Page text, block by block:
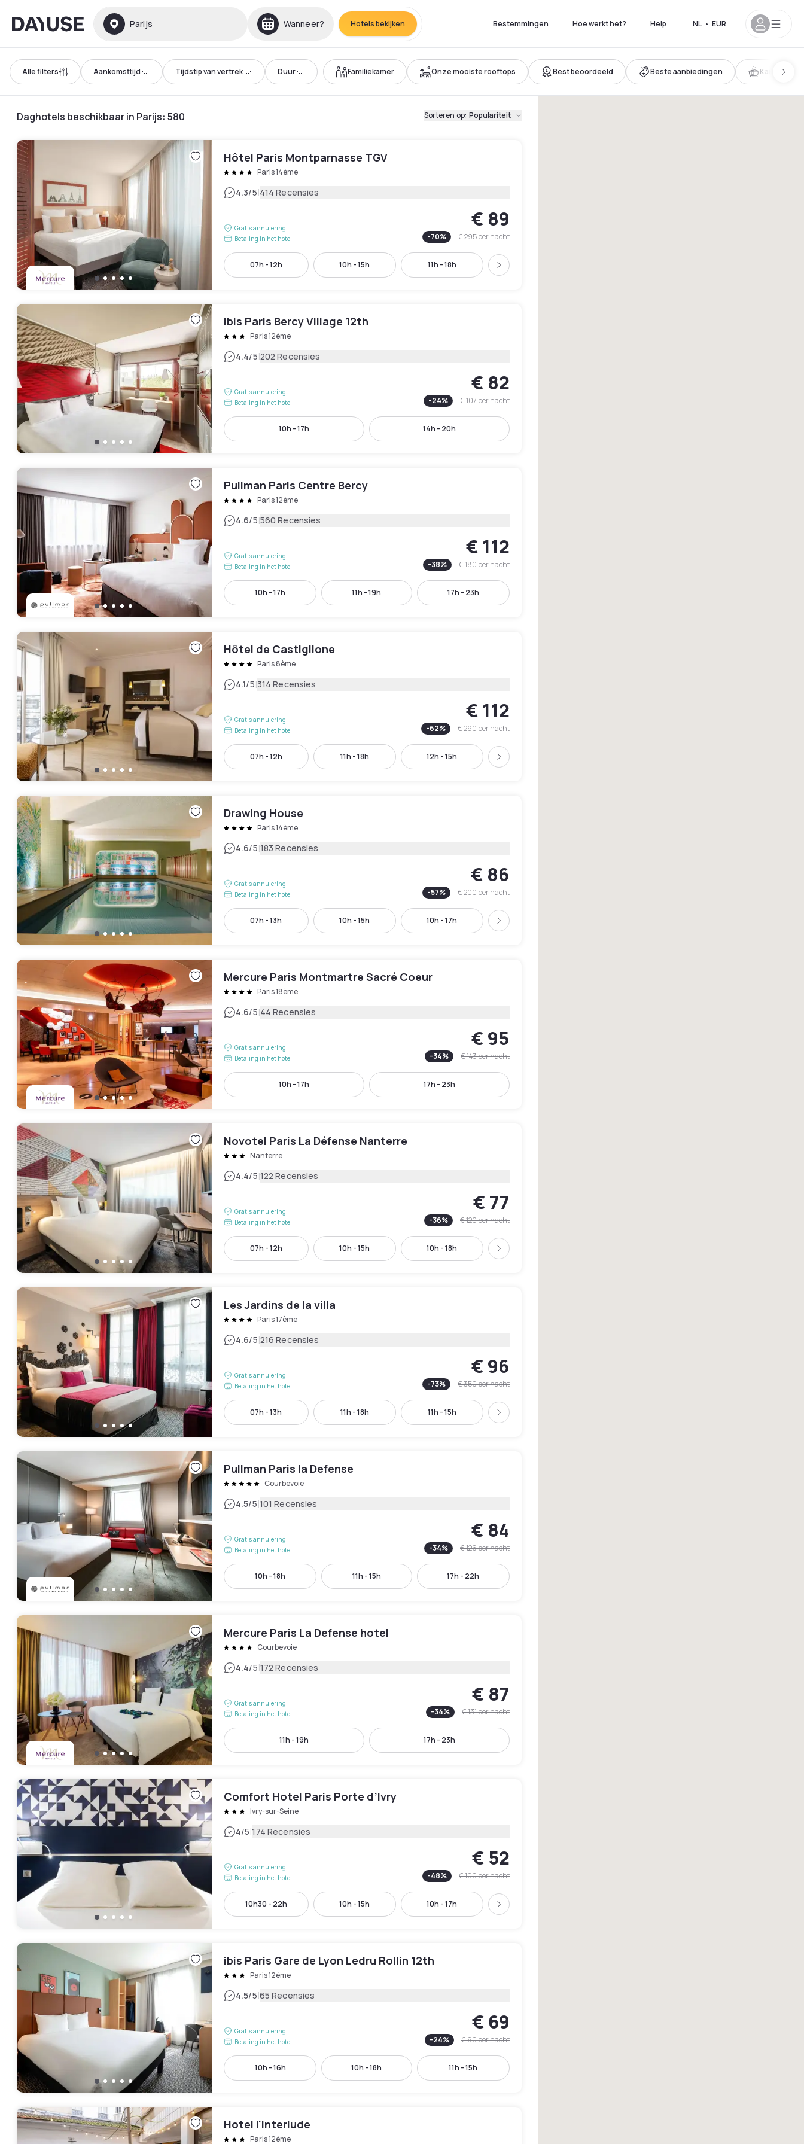
Dayuse Parijs Wanneer? Hotels bekijken Bestemmingen Hoe werkt het? Help NL • EUR
Alle filters Aankomsttijd Tijdstip van vertrek Duur Familiekamer Onze mooiste rooftops Best beoordeeld Beste aanbiedingen Kamer met
Daghotels beschikbaar in Parijs: 580 Sorteren op: Populariteit
Hôtel Paris Montparnasse TGV
Paris 14ème
4.3/5|414 Recensies
Gratis annulering
Betaling in het hotel
€ 89
-70% € 295per nacht
07h - 12h 10h - 15h 11h - 18h Volgende
ibis Paris Bercy Village 12th
Paris 12ème
4.4/5|202 Recensies
Gratis annulering
Betaling in het hotel
€ 82
-24% € 107per nacht
10h - 17h 14h - 20h
Pullman Paris Centre Bercy
Paris 12ème
4.6/5|560 Recensies
Gratis annulering
Betaling in het hotel
€ 112
-38% € 180per nacht
10h - 17h 11h - 19h 17h - 23h
Hôtel de Castiglione
Paris 8ème
4.1/5|314 Recensies
Gratis annulering
Betaling in het hotel
€ 112
-62% € 290per nacht
07h - 12h 11h - 18h 12h - 15h Volgende
Drawing House
Paris 14ème
4.6/5|183 Recensies
Gratis annulering
Betaling in het hotel
€ 86
-57% € 200per nacht
07h - 13h 10h - 15h 10h - 17h Volgende
Mercure Paris Montmartre Sacré Coeur
Paris 18ème
4.6/5|44 Recensies
Gratis annulering
Betaling in het hotel
€ 95
-34% € 143per nacht
10h - 17h 17h - 23h
Novotel Paris La Défense Nanterre
Nanterre
4.4/5|122 Recensies
Gratis annulering
Betaling in het hotel
€ 77
-36% € 120per nacht
07h - 12h 10h - 15h 10h - 18h Volgende
Les Jardins de la villa
Paris 17ème
4.6/5|216 Recensies
Gratis annulering
Betaling in het hotel
€ 96
-73% € 350per nacht
07h - 13h 11h - 18h 11h - 15h Volgende
Pullman Paris la Defense
Courbevoie
4.5/5|101 Recensies
Gratis annulering
Betaling in het hotel
€ 84
-34% € 126per nacht
10h - 18h 11h - 15h 17h - 22h
Mercure Paris La Defense hotel
Courbevoie
4.4/5|172 Recensies
Gratis annulering
Betaling in het hotel
€ 87
-34% € 131per nacht
11h - 19h 17h - 23h
Comfort Hotel Paris Porte d’Ivry
Ivry-sur-Seine
4/5|174 Recensies
Gratis annulering
Betaling in het hotel
€ 52
-48% € 100per nacht
10h30 - 22h 10h - 15h 10h - 17h 10h30 - 22h30
Volgende
ibis Paris Gare de Lyon Ledru Rollin 12th
Paris 12ème
4.5/5|65 Recensies
Gratis annulering
Betaling in het hotel
€ 69
-24% € 90per nacht
10h - 16h 10h - 18h 11h - 15h
Hotel l'Interlude
Paris 12ème